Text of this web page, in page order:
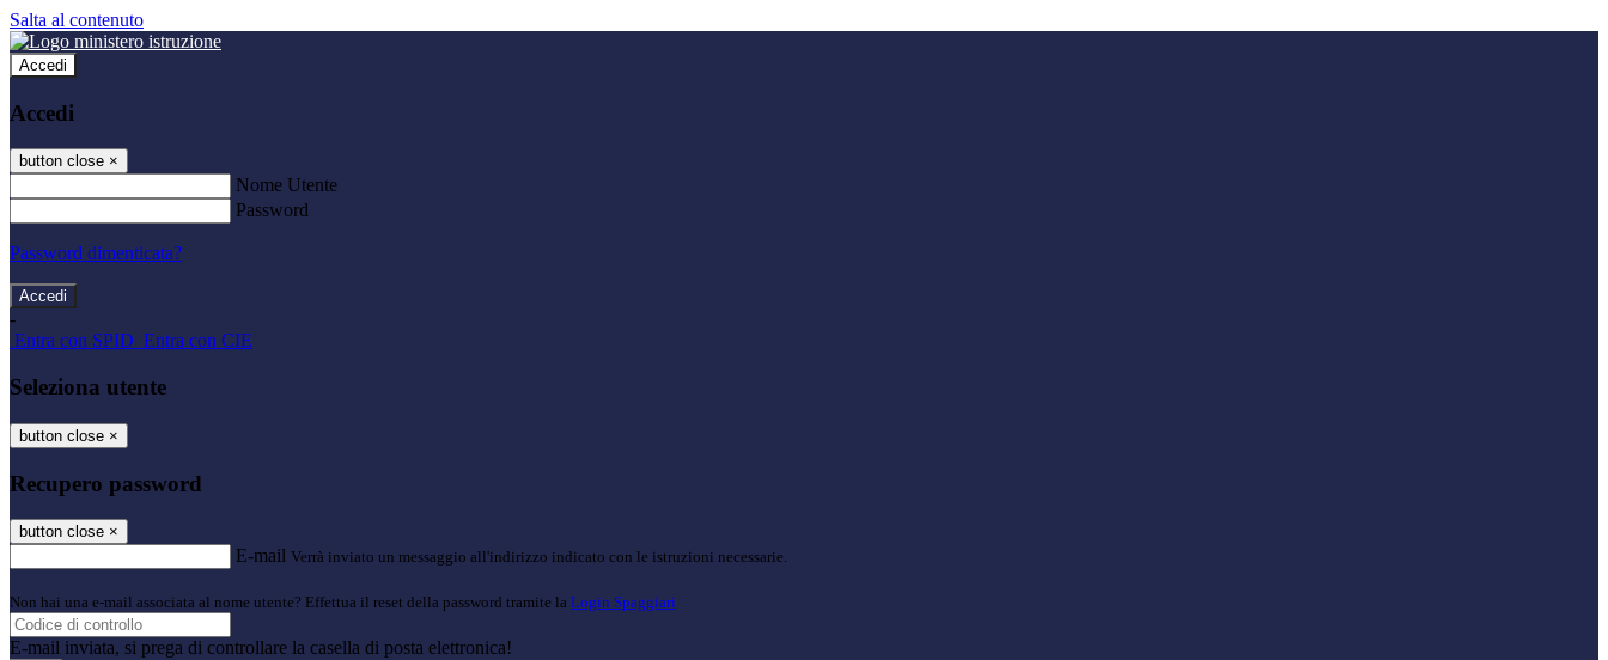
Salta al contenuto
Accedi
Accedi
button close ×
Nome Utente
Password
Password dimenticata?
-
Entra con SPID Entra con CIE
Seleziona utente
button close ×
Recupero password
button close ×
E-mail Verrà inviato un messaggio all'indirizzo indicato con le istruzioni necessarie.
Non hai una e-mail associata al nome utente? Effettua il reset della password tramite la Login Spaggiari
E-mail inviata, si prega di controllare la casella di posta elettronica!